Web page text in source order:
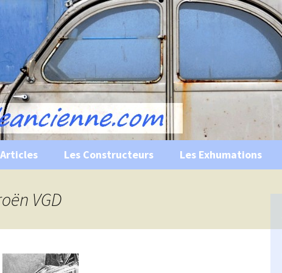
Ancienne
historiques …
Les Constructeurs Les Exhumations
VGD